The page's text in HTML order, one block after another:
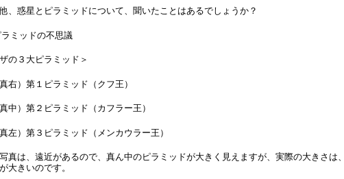
、惑星とピラミッドについて、聞いたことはあるでしょうか？
の３大ピラミッド＞
真右）第１ピラミッド（クフ王）
真中）第２ピラミッド（カフラー王）
真左）第３ピラミッド（メンカウラー王）
真は、遠近があるので、真ん中のピラミッドが大きく見えますが、実際の大きさは
大きいのです。